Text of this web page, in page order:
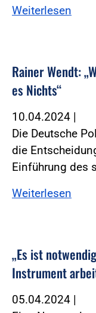
Weiterlesen
Rainer Wendt:
es Nichts“
10.04.2024 |
Die Deutsche
die
Einführung des
Weiterlesen
„Es ist
Instrument
05.04.2024 |